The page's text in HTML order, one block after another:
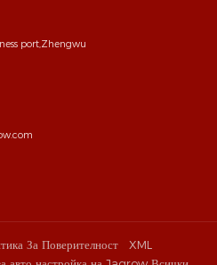
port,Zhengwu
За Поверителност
XML